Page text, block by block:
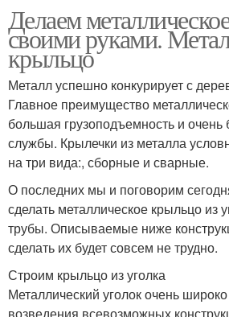
Делаем
своими руками.
крыльцо
Металл успешно конкурирует с
Главное преимущество
большая грузоподъемность и очень
службы. Крылечки из металла
на три вида:, сборные и сварные.
О последних мы и поговорим
сделать металлическое крыльцо из
трубы. Описываемые ниже
сделать их будет совсем не трудно.
Строим крыльцо из уголка
Металлический уголок очень
возведения всевозможных